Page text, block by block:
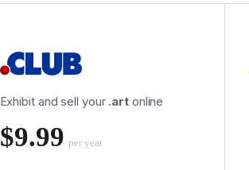
Exhibit and sell your .artonline
‪$9.99 per year